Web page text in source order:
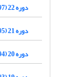
دوره 22 (1397-1396)
دوره 21 (1395 و 1396)
دوره 20 (1394 و 1395)